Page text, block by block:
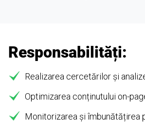
Responsabilități:
Realizarea cercetărilor și
Optimizarea conținutului on-
Monitorizarea și îmbunătățirea